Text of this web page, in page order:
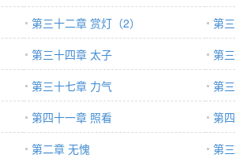
第三十二章 赏灯（2）
第
第三十四章 太子
第
第三十七章 力气
第
第四十一章 照看
第
第二章 无愧
第